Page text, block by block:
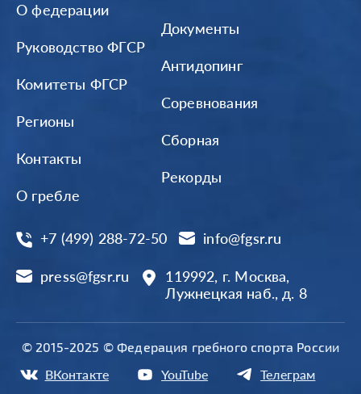
О федерации
Руководство ФГСР
Комитеты ФГСР
Регионы
Контакты
О гребле
Документы
Антидопинг
Соревнования
Сборная
Рекорды
+7 (499) 288-72-50 info@fgsr.ru
press@fgsr.ru
119992, г. Москва,
Лужнецкая наб., д. 8
© 2015-2025 © Федерация гребного спорта России
ВКонтакте YouTube Телеграм